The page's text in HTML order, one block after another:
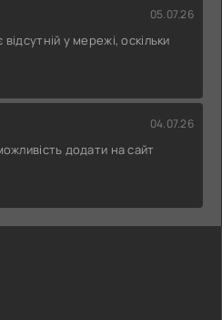
05.07.26
у мережі, оскільки
04.07.26
додати на сайт